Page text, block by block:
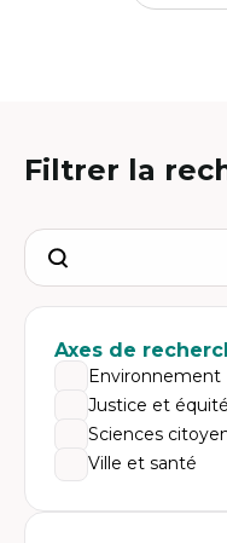
Filtrer la
Search
Axes de
Environnement
Justice et équité
Sciences
Ville et santé